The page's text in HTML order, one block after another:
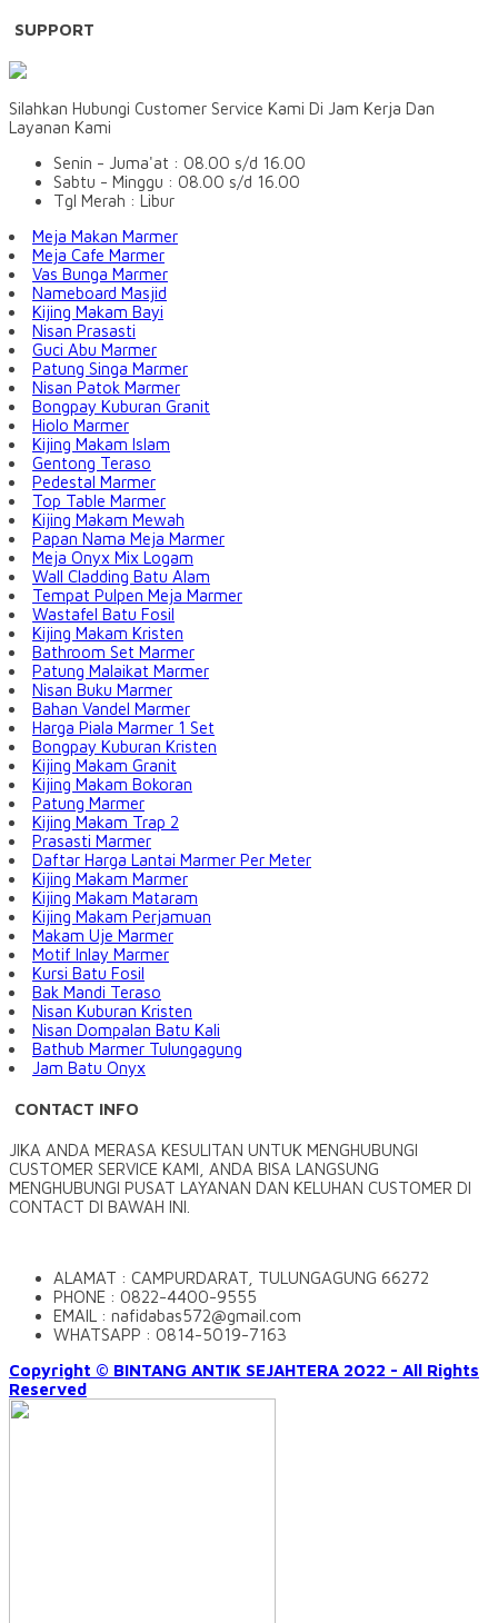
SUPPORT
Silahkan Hubungi Customer Service Kami Di Jam Kerja Dan
Layanan Kami
Senin - Juma'at : 08.00 s/d 16.00
Sabtu - Minggu : 08.00 s/d 16.00
Tgl Merah : Libur
Meja Makan Marmer
Meja Cafe Marmer
Vas Bunga Marmer
Nameboard Masjid
Kijing Makam Bayi
Nisan Prasasti
Guci Abu Marmer
Patung Singa Marmer
Nisan Patok Marmer
Bongpay Kuburan Granit
Hiolo Marmer
Kijing Makam Islam
Gentong Teraso
Pedestal Marmer
Top Table Marmer
Kijing Makam Mewah
Papan Nama Meja Marmer
Meja Onyx Mix Logam
Wall Cladding Batu Alam
Tempat Pulpen Meja Marmer
Wastafel Batu Fosil
Kijing Makam Kristen
Bathroom Set Marmer
Patung Malaikat Marmer
Nisan Buku Marmer
Bahan Vandel Marmer
Harga Piala Marmer 1 Set
Bongpay Kuburan Kristen
Kijing Makam Granit
Kijing Makam Bokoran
Patung Marmer
Kijing Makam Trap 2
Prasasti Marmer
Daftar Harga Lantai Marmer Per Meter
Kijing Makam Marmer
Kijing Makam Mataram
Kijing Makam Perjamuan
Makam Uje Marmer
Motif Inlay Marmer
Kursi Batu Fosil
Bak Mandi Teraso
Nisan Kuburan Kristen
Nisan Dompalan Batu Kali
Bathub Marmer Tulungagung
Jam Batu Onyx
CONTACT INFO
JIKA ANDA MERASA KESULITAN UNTUK MENGHUBUNGI
CUSTOMER SERVICE KAMI, ANDA BISA LANGSUNG
MENGHUBUNGI PUSAT LAYANAN DAN KELUHAN CUSTOMER DI
CONTACT DI BAWAH INI.
ALAMAT : CAMPURDARAT, TULUNGAGUNG 66272
PHONE : 0822-4400-9555
EMAIL : nafidabas572@gmail.com
WHATSAPP : 0814-5019-7163
Copyright © BINTANG ANTIK SEJAHTERA 2022 - All Rights
Reserved